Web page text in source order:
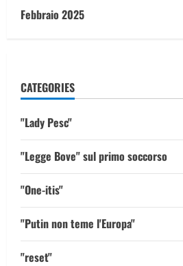
Febbraio 2025
CATEGORIES
"Lady Pesc"
"Legge Bove" sul primo soccorso
"One-itis"
"Putin non teme l'Europa"
"reset"